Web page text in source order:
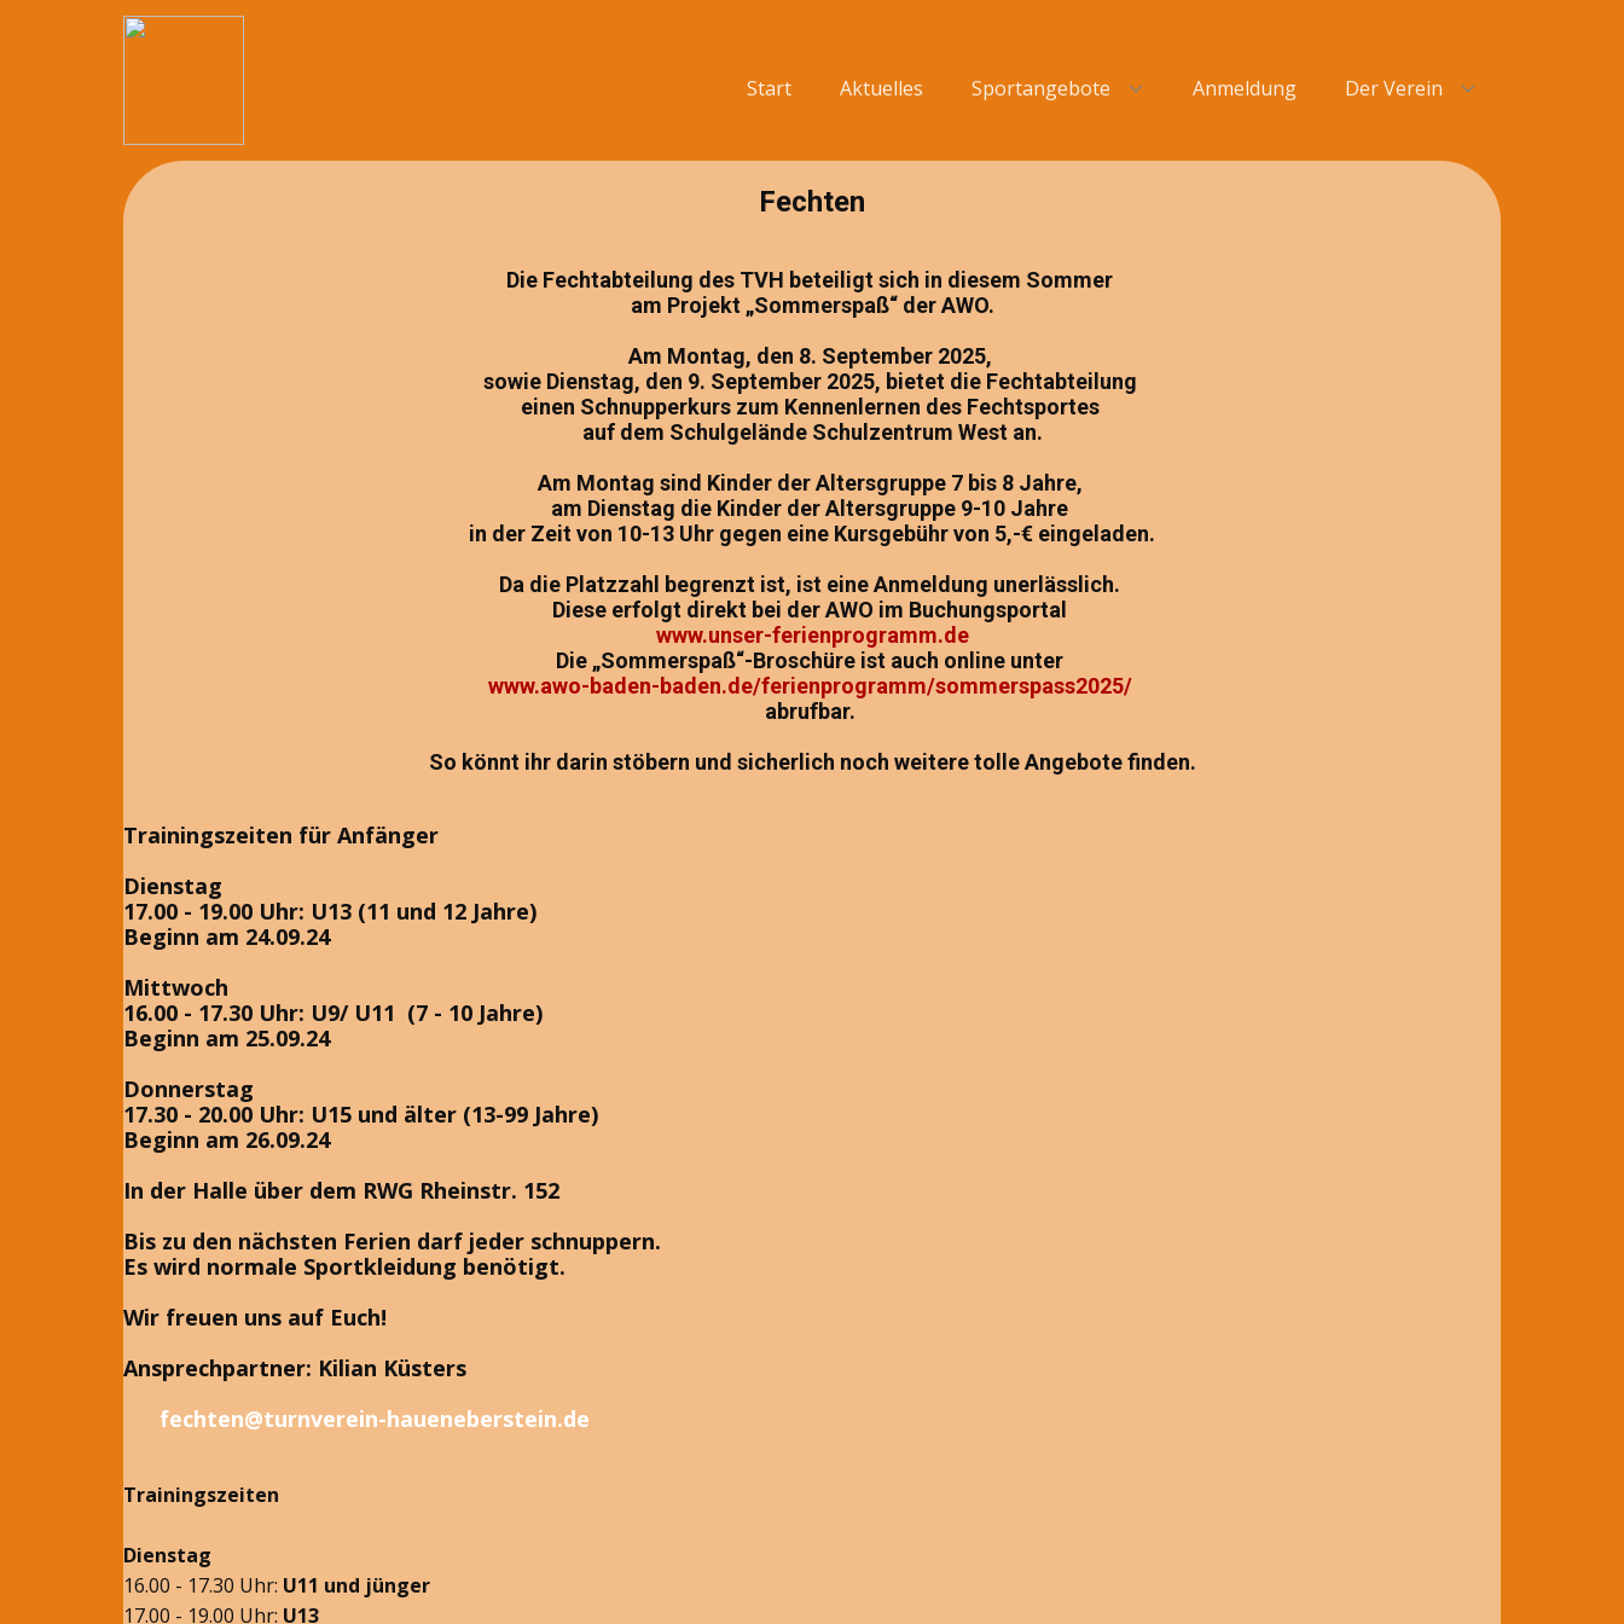
Start Aktuelles Sportangebote Anmeldung Der Verein
Fechten
Die Fechtabteilung des TVH beteiligt sich in diesem Sommer
am Projekt „Sommerspaß“ der AWO.
Am Montag, den 8. September 2025,
sowie Dienstag, den 9. September 2025, bietet die Fechtabteilung
einen Schnupperkurs zum Kennenlernen des Fechtsportes
auf dem Schulgelände Schulzentrum West an.
Am Montag sind Kinder der Altersgruppe 7 bis 8 Jahre,
am Dienstag die Kinder der Altersgruppe 9-10 Jahre
in der Zeit von 10-13 Uhr gegen eine Kursgebühr von 5,-€ eingeladen.
Da die Platzzahl begrenzt ist, ist eine Anmeldung unerlässlich.
Diese erfolgt direkt bei der AWO im Buchungsportal
www.unser-ferienprogramm.de
Die „Sommerspaß“-Broschüre ist auch online unter
www.awo-baden-baden.de/ferienprogramm/sommerspass2025/
abrufbar.
So könnt ihr darin stöbern und sicherlich noch weitere tolle Angebote finden.
Trainingszeiten für Anfänger
Dienstag
17.00 - 19.00 Uhr: U13 (11 und 12 Jahre)
Beginn am 24.09.24
Mittwoch
16.00 - 17.30 Uhr: U9/ U11 (7 - 10 Jahre)
Beginn am 25.09.24
Donnerstag
17.30 - 20.00 Uhr: U15 und älter (13-99 Jahre)
Beginn am 26.09.24
In der Halle über dem RWG Rheinstr. 152
Bis zu den nächsten Ferien darf jeder schnuppern.
Es wird normale Sportkleidung benötigt.
Wir freuen uns auf Euch!
Ansprechpartner: Kilian Küsters
fechten@turnverein-haueneberstein.de
Trainingszeiten
Dienstag
16.00 - 17.30 Uhr: U11 und jünger
17.00 - 19.00 Uhr: U13